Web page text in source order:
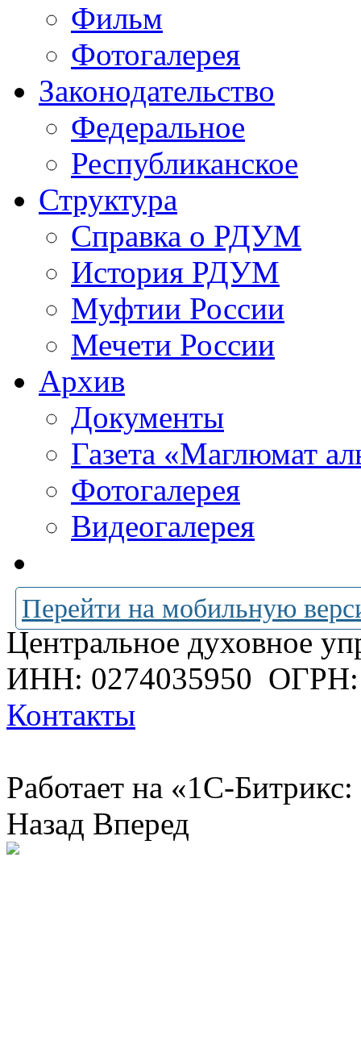
Фильм
Фотогалерея
Законодательство
Федеральное
Республиканское
Структура
Справка о РДУМ
История РДУМ
Муфтии России
Мечети России
Архив
Документы
Газета «Маглюмат
Фотогалерея
Видеогалерея
Перейти на мобильную
Центральное духовное
ИНН: 0274035950 ОГРН:
Контакты
Работает на «1С-
Назад Вперед